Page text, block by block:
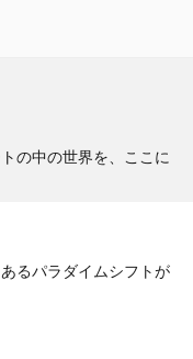
の中の世界を、ここに
るパラダイムシフトが